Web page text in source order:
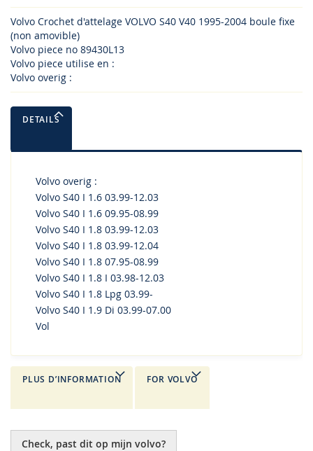
Volvo Crochet d'attelage VOLVO S40 V40 1995-2004 boule fixe
(non amovible)
Volvo piece no 89430L13
Volvo piece utilise en :
Volvo overig :
DETAILS
Volvo overig :
Volvo S40 I 1.6 03.99-12.03
Volvo S40 I 1.6 09.95-08.99
Volvo S40 I 1.8 03.99-12.03
Volvo S40 I 1.8 03.99-12.04
Volvo S40 I 1.8 07.95-08.99
Volvo S40 I 1.8 I 03.98-12.03
Volvo S40 I 1.8 Lpg 03.99-
Volvo S40 I 1.9 Di 03.99-07.00
Vol
PLUS D’INFORMATION FOR VOLVO
Check, past dit op mijn volvo?